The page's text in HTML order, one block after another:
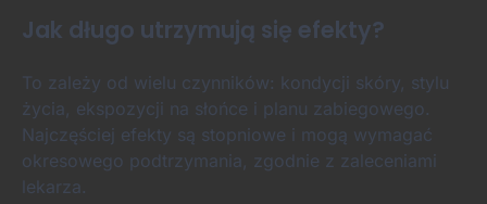
Jak długo utrzymują się efekty?
To zależy od wielu czynników: kondycji skóry, stylu
życia, ekspozycji na słońce i planu zabiegowego.
Najczęściej efekty są stopniowe i mogą wymagać
okresowego podtrzymania, zgodnie z zaleceniami
lekarza.